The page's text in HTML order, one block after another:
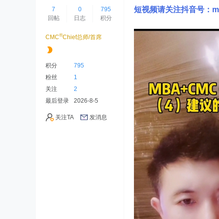
7
回帖
0
日志
795
积分
CMC®Chief总师/首席
积分
795
粉丝
1
关注
2
最后登录
2026-8-5
关注TA 发消息
短视频请关注抖音号：